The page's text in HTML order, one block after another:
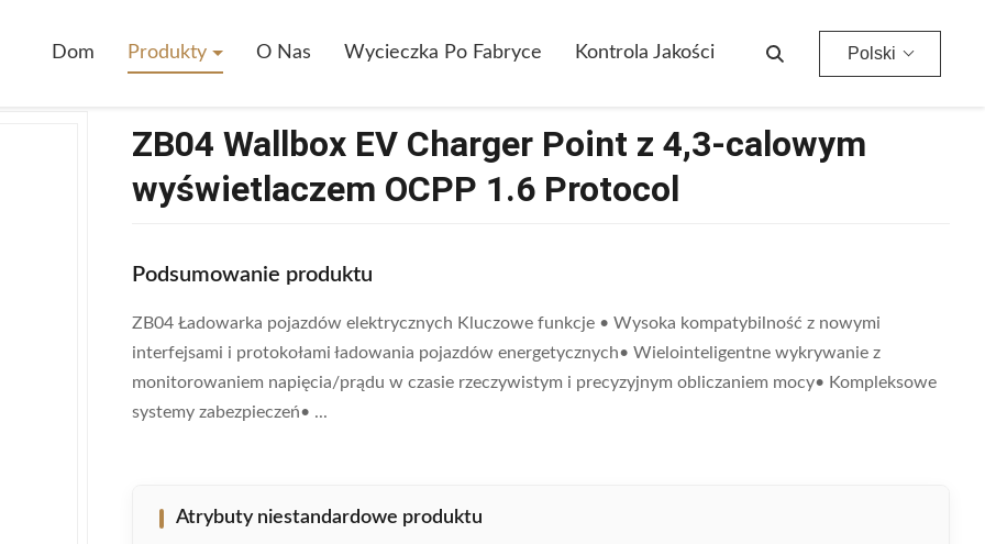
Dom Produkty O Nas Wycieczka Po Fabryce Kontrola Jakości Polski
ZB04 Wallbox EV Charger Point z 4,3-calowym
wyświetlaczem OCPP 1.6 Protocol
Podsumowanie produktu
ZB04 Ładowarka pojazdów elektrycznych Kluczowe funkcje • Wysoka kompatybilność z nowymi
interfejsami i protokołami ładowania pojazdów energetycznych• Wielointeligentne wykrywanie z
monitorowaniem napięcia/prądu w czasie rzeczywistym i precyzyjnym obliczaniem mocy• Kompleksowe
systemy zabezpieczeń• ...
Atrybuty niestandardowe produktu